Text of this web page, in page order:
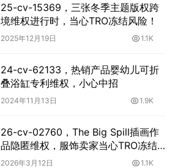
25-cv-15369，三张冬季主题版权跨
境维权进行时，当心TRO冻结风险！
2025年12月19日 1.1K
24-cv-62133，热销产品婴幼儿可折
叠浴缸专利维权，小心中招
2024年11月13日 1.9K
26-cv-02760，The Big Spill插画作
品隐匿维权，服饰卖家当心TRO冻结
风险！
2026年3月12日 1.1K